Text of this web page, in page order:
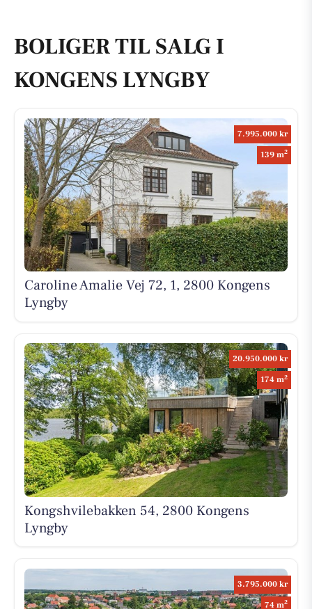
BOLIGER TIL SALG I
KONGENS LYNGBY
7.995.000 kr
139 m2
Caroline Amalie Vej 72, 1, 2800 Kongens
Lyngby
20.950.000 kr
174 m2
Kongshvilebakken 54, 2800 Kongens
Lyngby
3.795.000 kr
74 m2